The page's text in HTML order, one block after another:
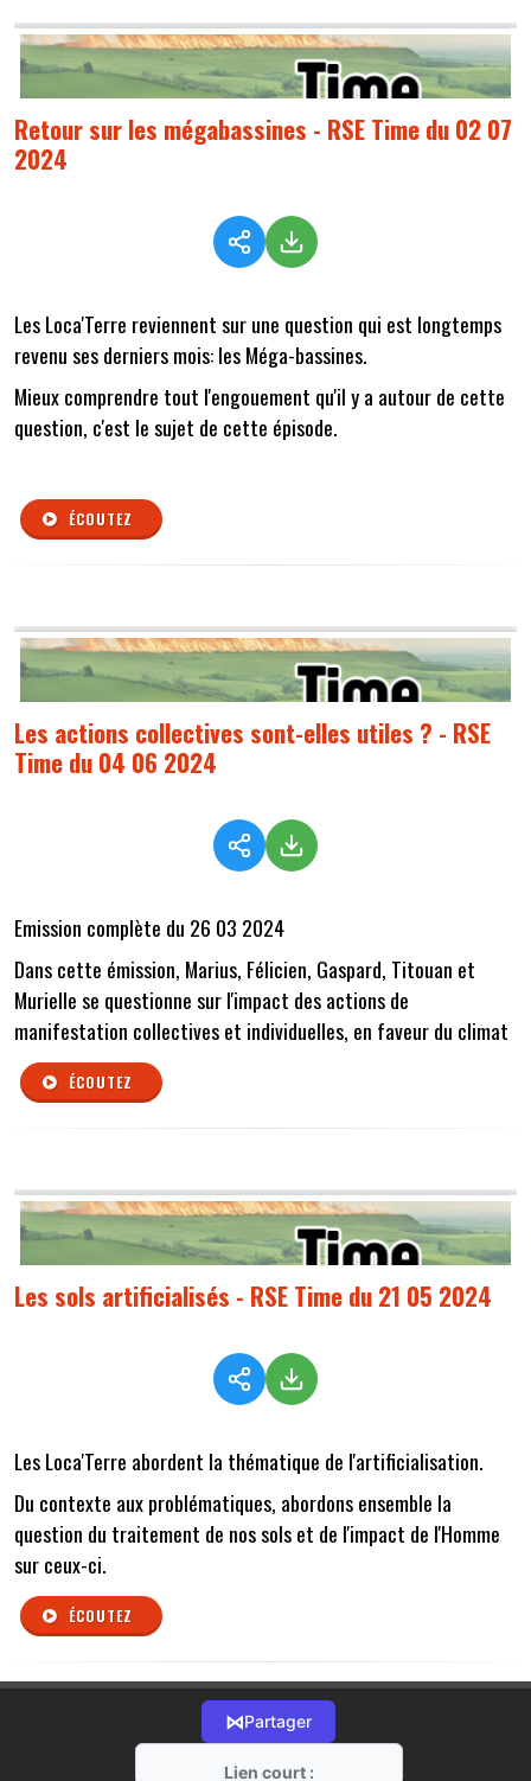
Retour sur les mégabassines - RSE Time du 02 07
2024
Les Loca'Terre reviennent sur une question qui est longtemps
revenu ses derniers mois: les Méga-bassines.
Mieux comprendre tout l'engouement qu'il y a autour de cette
question, c'est le sujet de cette épisode.
ÉCOUTEZ
Les actions collectives sont-elles utiles ? - RSE
Time du 04 06 2024
Emission complète du 26 03 2024
Dans cette émission, Marius, Félicien, Gaspard, Titouan et
Murielle se questionne sur l'impact des actions de
manifestation collectives et individuelles, en faveur du climat
ÉCOUTEZ
Les sols artificialisés - RSE Time du 21 05 2024
Les Loca'Terre abordent la thématique de l'artificialisation.
Du contexte aux problématiques, abordons ensemble la
question du traitement de nos sols et de l'impact de l'Homme
sur ceux-ci.
ÉCOUTEZ
⋈Partager
Lien court :